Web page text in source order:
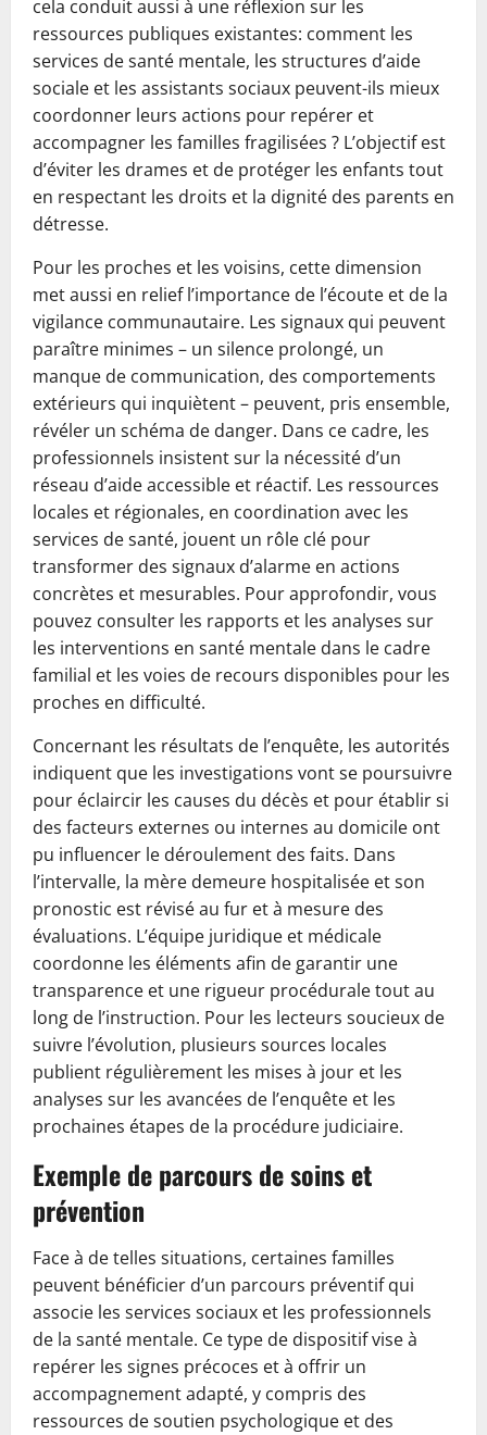
cela conduit aussi à une réflexion sur les
ressources publiques existantes: comment les
services de santé mentale, les structures d’aide
sociale et les assistants sociaux peuvent-ils mieux
coordonner leurs actions pour repérer et
accompagner les familles fragilisées ? L’objectif est
d’éviter les drames et de protéger les enfants tout
en respectant les droits et la dignité des parents en
détresse.
Pour les proches et les voisins, cette dimension
met aussi en relief l’importance de l’écoute et de la
vigilance communautaire. Les signaux qui peuvent
paraître minimes – un silence prolongé, un
manque de communication, des comportements
extérieurs qui inquiètent – peuvent, pris ensemble,
révéler un schéma de danger. Dans ce cadre, les
professionnels insistent sur la nécessité d’un
réseau d’aide accessible et réactif. Les ressources
locales et régionales, en coordination avec les
services de santé, jouent un rôle clé pour
transformer des signaux d’alarme en actions
concrètes et mesurables. Pour approfondir, vous
pouvez consulter les rapports et les analyses sur
les interventions en santé mentale dans le cadre
familial et les voies de recours disponibles pour les
proches en difficulté.
Concernant les résultats de l’enquête, les autorités
indiquent que les investigations vont se poursuivre
pour éclaircir les causes du décès et pour établir si
des facteurs externes ou internes au domicile ont
pu influencer le déroulement des faits. Dans
l’intervalle, la mère demeure hospitalisée et son
pronostic est révisé au fur et à mesure des
évaluations. L’équipe juridique et médicale
coordonne les éléments afin de garantir une
transparence et une rigueur procédurale tout au
long de l’instruction. Pour les lecteurs soucieux de
suivre l’évolution, plusieurs sources locales
publient régulièrement les mises à jour et les
analyses sur les avancées de l’enquête et les
prochaines étapes de la procédure judiciaire.
Exemple de parcours de soins et
prévention
Face à de telles situations, certaines familles
peuvent bénéficier d’un parcours préventif qui
associe les services sociaux et les professionnels
de la santé mentale. Ce type de dispositif vise à
repérer les signes précoces et à offrir un
accompagnement adapté, y compris des
ressources de soutien psychologique et des